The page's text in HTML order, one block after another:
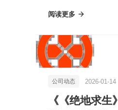
《指环王》桌游+《勇者
版，三重豪华套餐大放
价！🎮👑🎮
阅读更多
公司动态 2026-01-14
《《绝地求生》